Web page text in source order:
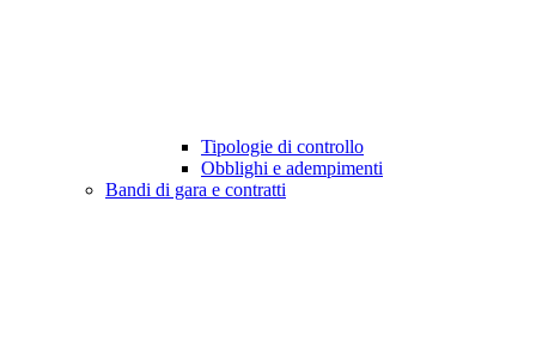
Tipologie di controllo
Obblighi e adempimenti
Bandi di gara e contratti